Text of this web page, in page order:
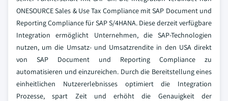
ONESOURCE Sales & Use Tax Compliance mit SAP Document und
Reporting Compliance für SAP S/4HANA. Diese derzeit verfügbare
Integration ermöglicht Unternehmen, die SAP-Technologien
nutzen, um die Umsatz- und Umsatzrendite in den USA direkt
von SAP Document und Reporting Compliance zu
automatisieren und einzureichen. Durch die Bereitstellung eines
einheitlichen Nutzererlebnisses optimiert die Integration
Prozesse, spart Zeit und erhöht die Genauigkeit der